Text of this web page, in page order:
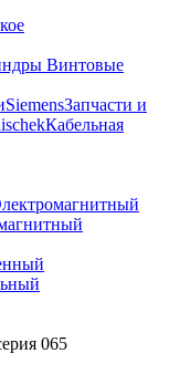
Винтовые
SiemensЗапчасти и
Кабельная
065